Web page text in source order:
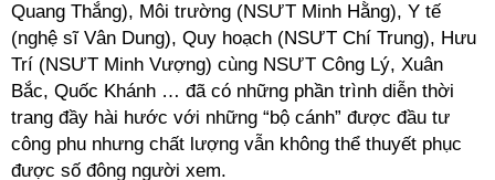
Quang Thắng), Môi trường (NSƯT Minh Hằng), Y tế
(nghệ sĩ Vân Dung), Quy hoạch (NSƯT Chí Trung), Hưu
Trí (NSƯT Minh Vượng) cùng NSƯT Công Lý, Xuân
Bắc, Quốc Khánh … đã có những phần trình diễn thời
trang đầy hài hước với những “bộ cánh” được đầu tư
công phu nhưng chất lượng vẫn không thể thuyết phục
được số đông người xem.